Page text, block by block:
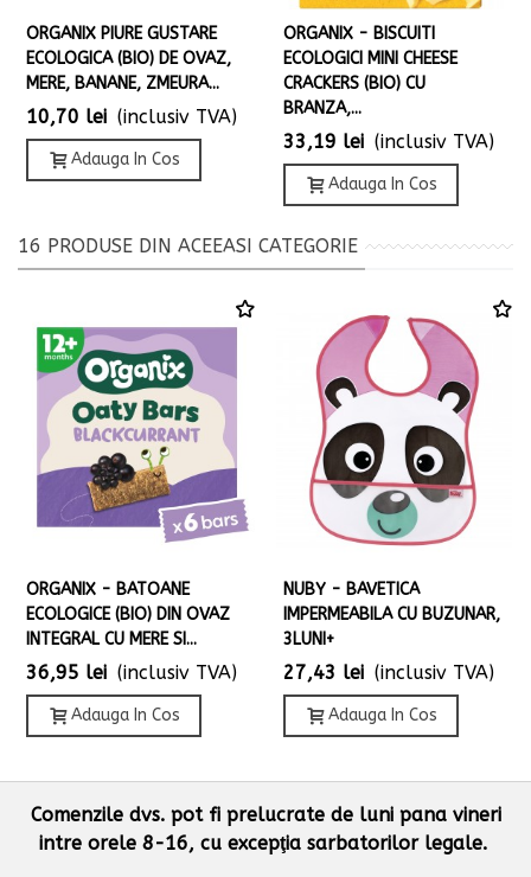
ORGANIX PIURE GUSTARE
ECOLOGICA (BIO) DE OVAZ,
MERE, BANANE, ZMEURA...
10,70 lei (inclusiv TVA)
Adauga In Cos
ORGANIX - BISCUITI
ECOLOGICI MINI CHEESE
CRACKERS (BIO) CU
BRANZA,...
33,19 lei (inclusiv TVA)
Adauga In Cos
16 PRODUSE DIN ACEEASI CATEGORIE
ORGANIX - BATOANE
ECOLOGICE (BIO) DIN OVAZ
INTEGRAL CU MERE SI...
36,95 lei (inclusiv TVA)
Adauga In Cos
NUBY - BAVETICA
IMPERMEABILA CU BUZUNAR,
3LUNI+
27,43 lei (inclusiv TVA)
Adauga In Cos
Comenzile dvs. pot fi prelucrate de luni pana vineri
intre orele 8-16, cu excepţia sarbatorilor legale.